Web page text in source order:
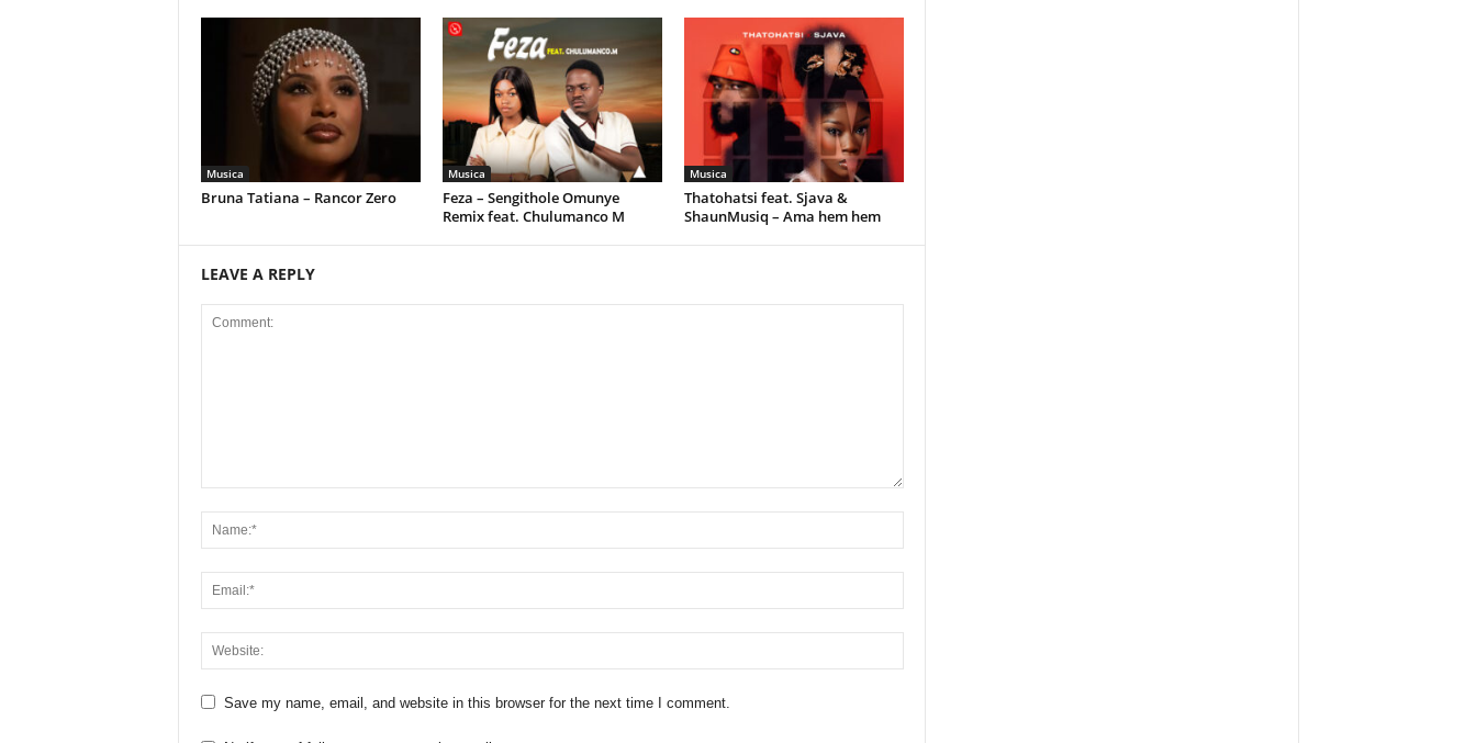
Musica
Bruna Tatiana – Rancor Zero
Musica
Feza – Sengithole Omunye
Remix feat. Chulumanco M
Musica
Thatohatsi feat. Sjava &
ShaunMusiq – Ama hem hem
LEAVE A REPLY
Save my name, email, and website in this browser for the next time I comment.